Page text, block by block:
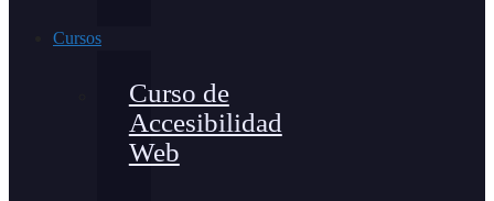
Cursos
Curso de
Accesibilidad
Web